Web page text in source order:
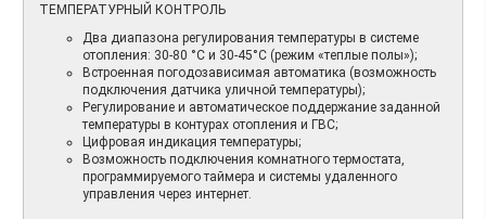
ТЕМПЕРАТУРНЫЙ КОНТРОЛЬ
Два диапазона регулирования температуры в системе
отопления: 30-80 °С и 30-45°С (режим «теплые полы»);
Встроенная погодозависимая автоматика (возможность
подключения датчика уличной температуры);
Регулирование и автоматическое поддержание заданной
температуры в контурах отопления и ГВС;
Цифровая индикация температуры;
Возможность подключения комнатного термостата,
программируемого таймера и системы удаленного
управления через интернет.